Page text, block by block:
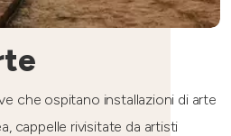
che ospitano installazioni di arte
cappelle rivisitate da artisti